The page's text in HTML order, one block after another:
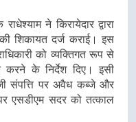
ने किरायेदार द्वारा
शिकायत दर्ज कराई। इस
को व्यक्तिगत रूप से
करने के निर्देश दिए। इसी
संपत्ति पर अवैध कब्जे और
एसडीएम सदर को तत्काल